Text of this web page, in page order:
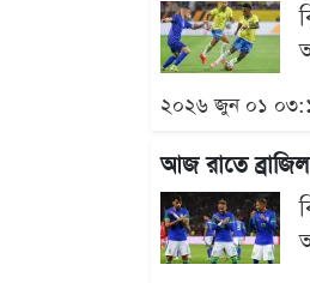
২০২৬ জুন ০১
আজ রাতে